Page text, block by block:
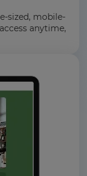
sized, mobile-
anytime,